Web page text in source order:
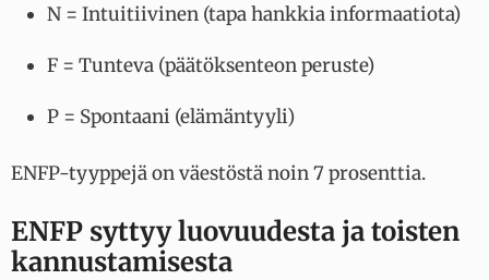
N = Intuitiivinen (tapa hankkia informaatiota)
F = Tunteva (päätöksenteon peruste)
P = Spontaani (elämäntyyli)
ENFP-tyyppejä on väestöstä noin 7 prosenttia.
ENFP syttyy luovuudesta ja toisten
kannustamisesta